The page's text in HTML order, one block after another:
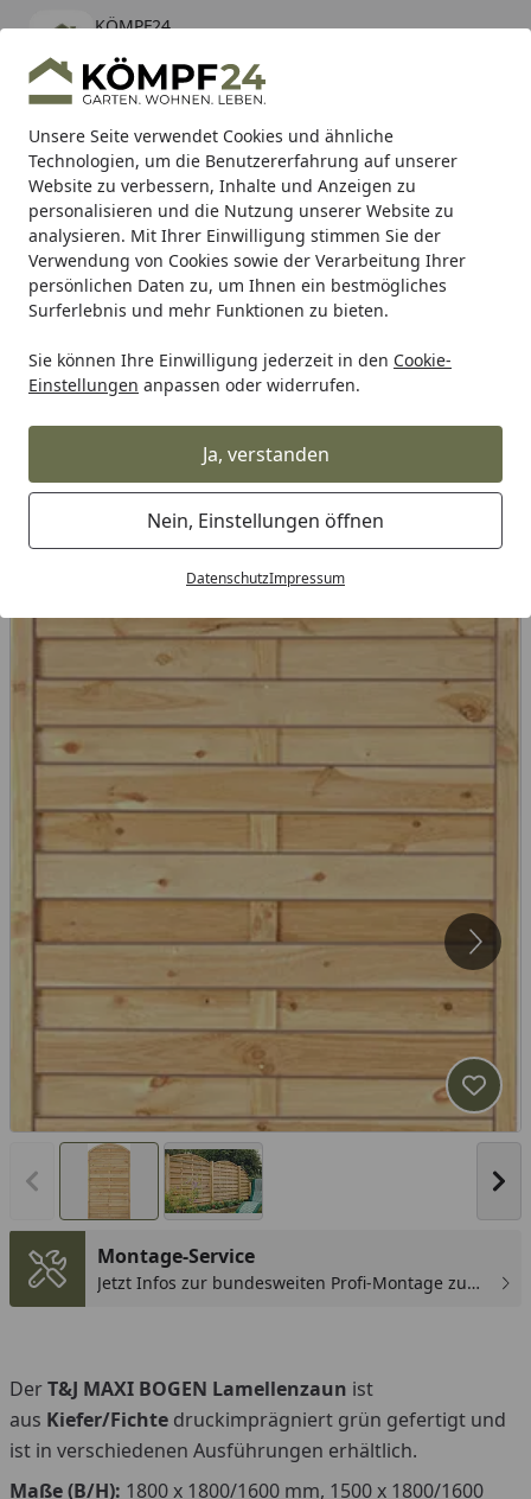
Unsere Seite verwendet Cookies und ähnliche
Technologien, um die Benutzererfahrung auf unserer
Website zu verbessern, Inhalte und Anzeigen zu
personalisieren und die Nutzung unserer Website zu
analysieren. Mit Ihrer Einwilligung stimmen Sie der
Verwendung von Cookies sowie der Verarbeitung Ihrer
persönlichen Daten zu, um Ihnen ein bestmögliches
Surferlebnis und mehr Funktionen zu bieten.
Sie können Ihre Einwilligung jederzeit in den Cookie-
Einstellungen anpassen oder widerrufen.
Ja, verstanden
Nein, Einstellungen öffnen
DatenschutzImpressum
KÖMPF24
kostenlos - Im App Store
Hotline
Alle Produkte
Mein Konto
Suchen
Karibu Pools inkl. gratis Sandfilteranlage & Pool-
Starterset (Gesamtwert bis 468,99€)
Startseite
Zaun Sichtschutzzaun Holz Sichtschutz Zäune
T&J MAXI BOGEN Lamellenzaun 100
Vorheriges Bild anzeigen
Montage-Service
Jetzt Infos zur bundesweiten Profi-Montage zum
DerT&J MAXI BOGEN Lamellenzaun ist
aus Kiefer/Fichte druckimprägniert grün gefertigt und
ist in verschiedenen Ausführungen erhältlich.
Maße (B/H): 1800 x 1800/1600 mm, 1500 x 1800/1600